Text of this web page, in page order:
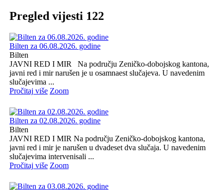
Pregled vijesti 122
Bilten za 06.08.2026. godine
Bilten
JAVNI RED I MIR Na području Zeničko-dobojskog kantona,
javni red i mir narušen je u osamnaest slučajeva. U navedenim
slučajevima ...
Pročitaj više Zoom
Bilten za 02.08.2026. godine
Bilten
JAVNI RED I MIR Na području Zeničko-dobojskog kantona,
javni red i mir je narušen u dvadeset dva slučaja. U navedenim
slučajevima intervenisali ...
Pročitaj više Zoom